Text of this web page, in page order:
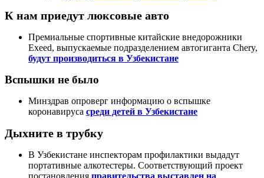
К нам приедут люксовые авто
Премиальные спортивные китайские внедорожники
Exeed, выпускаемые подразделением автогиганта Chery,
будут производиться в Узбекистане
Вспышки не было
Минздрав опроверг информацию о вспышке
коронавируса среди детей в Узбекистане
Дыхните в трубку
В Узбекистане инспекторам профилактики выдадут
портативные алкотестеры. Соответствующий проект
постановления правительства выставлен на